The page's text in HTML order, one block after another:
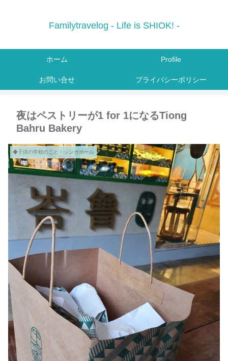
Familytravelog - Life is SHIOK! -
ホーム Profile
お問い合せ プライバシーポリシー
夜はペストリーが1 for 1になるTiong
Bahru Bakery
◆子供の学校のこと・シンガポール